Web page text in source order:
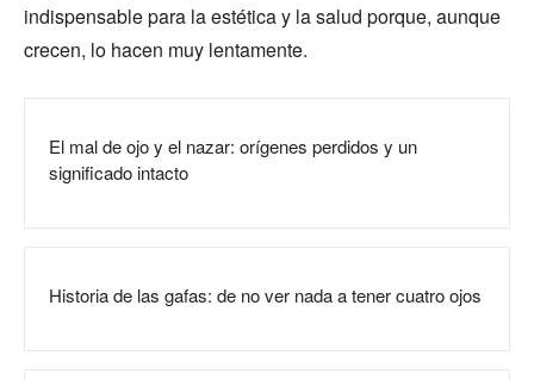
indispensable para la estética y la salud porque, aunque
crecen, lo hacen muy lentamente.
El mal de ojo y el nazar: orígenes perdidos y un
significado intacto
Historia de las gafas: de no ver nada a tener cuatro ojos